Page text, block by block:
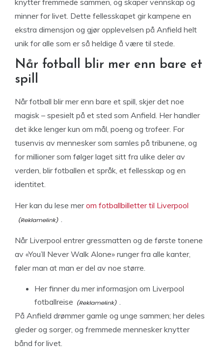
knytter fremmede sammen, og skaper vennskap og
minner for livet. Dette fellesskapet gir kampene en
ekstra dimensjon og gjør opplevelsen på Anfield helt
unik for alle som er så heldige å være til stede.
Når fotball blir mer enn bare et
spill
Når fotball blir mer enn bare et spill, skjer det noe
magisk – spesielt på et sted som Anfield. Her handler
det ikke lenger kun om mål, poeng og trofeer. For
tusenvis av mennesker som samles på tribunene, og
for millioner som følger laget sitt fra ulike deler av
verden, blir fotballen et språk, et fellesskap og en
identitet.
Her kan du lese merom fotballbilletter til Liverpool
.
Når Liverpool entrer gressmatten og de første tonene
av «You’ll Never Walk Alone» runger fra alle kanter,
føler man at man er del av noe større.
Her finner du merinformasjon om Liverpool
fotballreise
.
På Anfield drømmer gamle og unge sammen; her deles
gleder og sorger, og fremmede mennesker knytter
bånd for livet.